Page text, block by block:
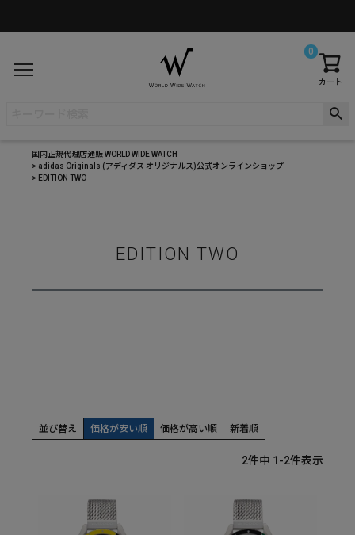
カート
0
国内正規代理店通販 WORLD WIDE WATCH
adidas Originals (アディダス オリジナルス)公式オンラインショップ
EDITION TWO
EDITION TWO
並び替え 価格が安い順 価格が高い順 新着順
2件中 1 -2件表示